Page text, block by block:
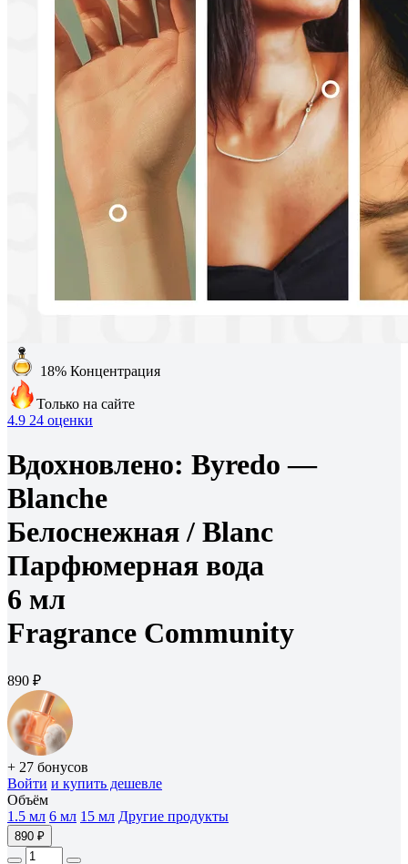
18% Концентрация
Только на сайте
4.9 24 оценки
Вдохновлено: Byredo —
Blanche
Белоснежная / Blanc
Парфюмерная вода
6 мл
Fragrance Community
890 ₽
+ 27 бонусов
Войти и купить дешевле
Объём
1.5 мл 6 мл 15 мл Другие продукты
890 ₽